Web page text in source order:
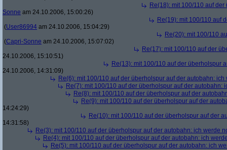
Re(18): mit 100/110 auf
Sonne am 24.10.2006, 15:00:26)
Re(19): mit 100/110 auf
(User86994 am 24.10.2006, 15:04:29)
Re(20): mit 100/110
(Capri-Sonne am 24.10.2006, 15:07:02)
Re(17): mit 100/110 auf der
24.10.2006, 15:10:51)
Re(13): mit 100/110 auf der überholspur
24.10.2006, 14:31:09)
Re(6): mit 100/110 auf der überholspur auf der autobahn:
Re(7): mit 100/110 auf der überholspur auf der autobahn:
Re(8): mit 100/110 auf der überholspur auf der
Re(9): mit 100/110 auf der überholspur auf der
14:24:29)
Re(10): mit 100/110 auf der überholspur auf der
14:31:58)
Re(3): mit 100/110 auf der überholspur auf der autobahn: ich werde
Re(4): mit 100/110 auf der überholspur auf der autobahn: ich
Re(5): mit 100/110 auf der überholspur auf der autobahn: ich